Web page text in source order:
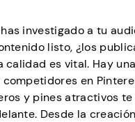
investigado a tu
listo, ¿los
calidad es vital. Hay una
en
y pines atractivos te
Desde la